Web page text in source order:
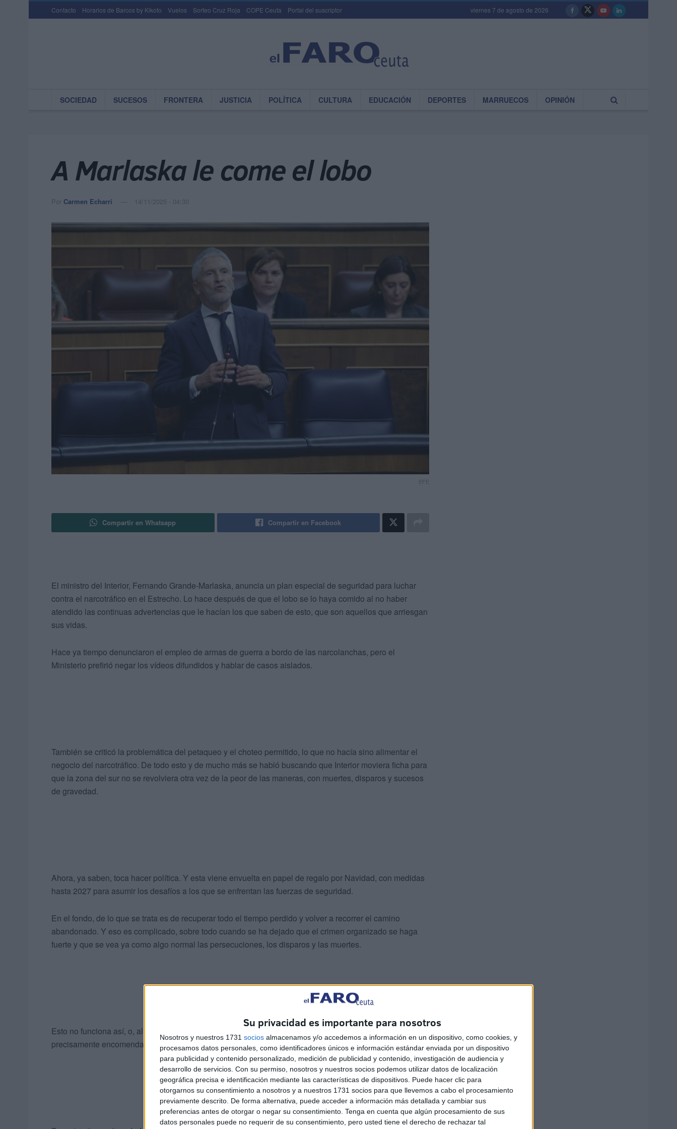
Su privacidad es importante para nosotros
Nosotros y nuestros 1731 socios almacenamos y/o accedemos a información en un dispositivo, como cookies, y
procesamos datos personales, como identificadores únicos e información estándar enviada por un dispositivo
para publicidad y contenido personalizado, medición de publicidad y contenido, investigación de audiencia y
desarrollo de servicios. Con su permiso, nosotros y nuestros socios podemos utilizar datos de localización
geográfica precisa e identificación mediante las características de dispositivos. Puede hacer clic para
otorgarnos su consentimiento a nosotros y a nuestros 1731 socios para que llevemos a cabo el procesamiento
previamente descrito. De forma alternativa, puede acceder a información más detallada y cambiar sus
preferencias antes de otorgar o negar su consentimiento. Tenga en cuenta que algún procesamiento de sus
datos personales puede no requerir de su consentimiento, pero usted tiene el derecho de rechazar tal
Contacto Horarios de Barcos by Kikoto Vuelos Sorteo Cruz Roja COPE Ceuta Portal del suscriptor viernes 7 de agosto de 2026
SOCIEDAD SUCESOS FRONTERA JUSTICIA POLÍTICA CULTURA EDUCACIÓN DEPORTES MARRUECOS OPINIÓN
A Marlaska le come el lobo
Por Carmen Echarri 14/11/2025 - 04:30
EFE
Compartir en Whatsapp Compartir en Facebook
El ministro del Interior, Fernando Grande-Marlaska, anuncia un plan especial de seguridad para luchar
contra el narcotráfico en el Estrecho. Lo hace después de que el lobo se lo haya comido al no haber
atendido las continuas advertencias que le hacían los que saben de esto, que son aquellos que arriesgan
sus vidas.
Hace ya tiempo denunciaron el empleo de armas de guerra a bordo de las narcolanchas, pero el
Ministerio prefirió negar los vídeos difundidos y hablar de casos aislados.
También se criticó la problemática del petaqueo y el choteo permitido, lo que no hacía sino alimentar el
negocio del narcotráfico. De todo esto y de mucho más se habló buscando que Interior moviera ficha para
que la zona del sur no se revolviera otra vez de la peor de las maneras, con muertes, disparos y sucesos
de gravedad.
Ahora, ya saben, toca hacer política. Y esta viene envuelta en papel de regalo por Navidad, con medidas
hasta 2027 para asumir los desafíos a los que se enfrentan las fuerzas de seguridad.
En el fondo, de lo que se trata es de recuperar todo el tiempo perdido y volver a recorrer el camino
abandonado. Y eso es complicado, sobre todo cuando se ha dejado que el crimen organizado se haga
fuerte y que se vea ya como algo normal las persecuciones, los disparos y las muertes.
Esto no funciona así, o, al menos, no debería, porque se ponen en riesgo las vidas de quienes están
precisamente encomendados a la protección de las del resto.